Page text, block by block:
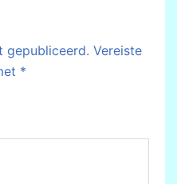
gepubliceerd. Vereiste
*